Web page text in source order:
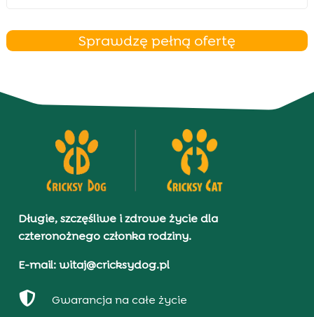
Sprawdzę pełną ofertę
Długie, szczęśliwe i zdrowe życie dla
czteronożnego członka rodziny.
E-mail: witaj@cricksydog.pl
 Gwarancja na całe życie